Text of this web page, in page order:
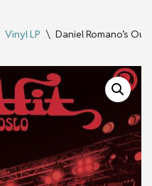
Vinyl LP \ Daniel Romano’s